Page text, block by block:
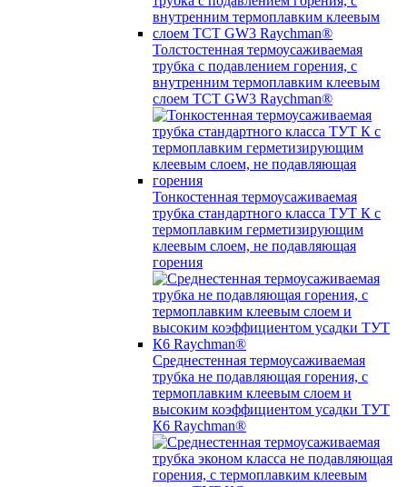
Толстостенная термоусаживаемая
трубка c подавлением горения, с
внутренним термоплавким клеевым
слоем TCT GW3 Raychman®
Тонкостенная термоусаживаемая
трубка стандартного класса ТУТ К с
термоплавким герметизирующим
клеевым слоем, не подавляющая
горения
Среднестенная термоусаживаемая
трубка не подавляющая горения, с
термоплавким клеевым слоем и
высоким коэффициентом усадки ТУТ
К6 Raychman®